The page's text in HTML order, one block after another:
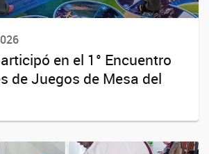
en el 1° Encuentro
de Juegos de Mesa del